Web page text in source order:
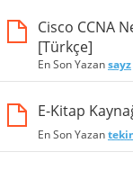
Cisco CCNA
[Türkçe]
En Son Yazansayz
E-Kitap
En Son Yazan